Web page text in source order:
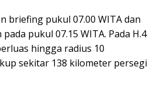
briefing pukul 07.00 WITA dan
pukul 07.15 WITA. Pada H.4
hingga radius 10
sekitar 138 kilometer persegi